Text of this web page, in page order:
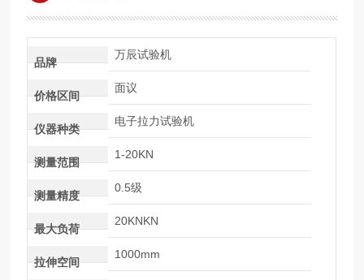
品牌
万辰试验机
价格区间
面议
仪器种类
电子拉力试验机
测量范围
1-20KN
测量精度
0.5级
最大负荷
20KNKN
拉伸空间
1000mm